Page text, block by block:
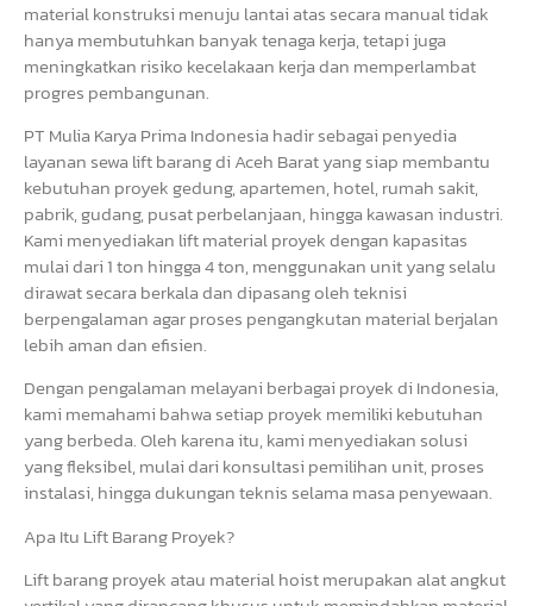
material konstruksi menuju lantai atas secara manual tidak
hanya membutuhkan banyak tenaga kerja, tetapi juga
meningkatkan risiko kecelakaan kerja dan memperlambat
progres pembangunan.
PT Mulia Karya Prima Indonesia hadir sebagai penyedia
layanan sewa lift barang di Aceh Barat yang siap membantu
kebutuhan proyek gedung, apartemen, hotel, rumah sakit,
pabrik, gudang, pusat perbelanjaan, hingga kawasan industri.
Kami menyediakan lift material proyek dengan kapasitas
mulai dari 1 ton hingga 4 ton, menggunakan unit yang selalu
dirawat secara berkala dan dipasang oleh teknisi
berpengalaman agar proses pengangkutan material berjalan
lebih aman dan efisien.
Dengan pengalaman melayani berbagai proyek di Indonesia,
kami memahami bahwa setiap proyek memiliki kebutuhan
yang berbeda. Oleh karena itu, kami menyediakan solusi
yang fleksibel, mulai dari konsultasi pemilihan unit, proses
instalasi, hingga dukungan teknis selama masa penyewaan.
Apa Itu Lift Barang Proyek?
Lift barang proyek atau material hoist merupakan alat angkut